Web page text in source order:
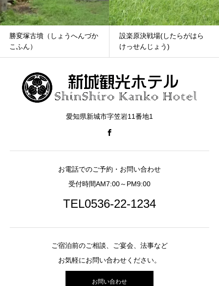
勝変塚古墳（しょうへんづか
こふん）
設楽原決戦場(したらがはら
けっせんじょう)
愛知県新城市字笠岩11番地1
お電話でのご予約・お問い合わせ
受付時間AM7:00～PM9:00
TEL0536-22-1234
ご宿泊前のご相談、ご宴会、法事など
お気軽にお問い合わせください。
お問い合わせ